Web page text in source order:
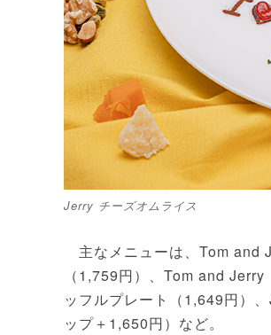
Jerry チーズオムライス
主なメニューは、Tom and
（1,759円）、Tom and
ッフルプレート（1,649円）
ップ＋1,650円）など。